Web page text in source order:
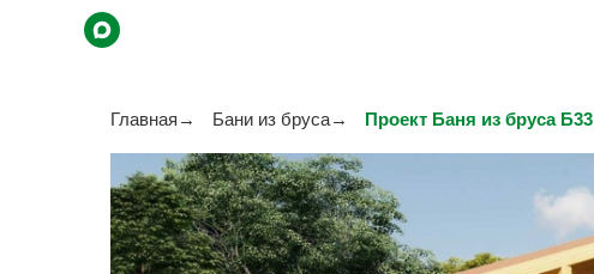
Главная → Бани из бруса→ Проект Баня из бруса Б33